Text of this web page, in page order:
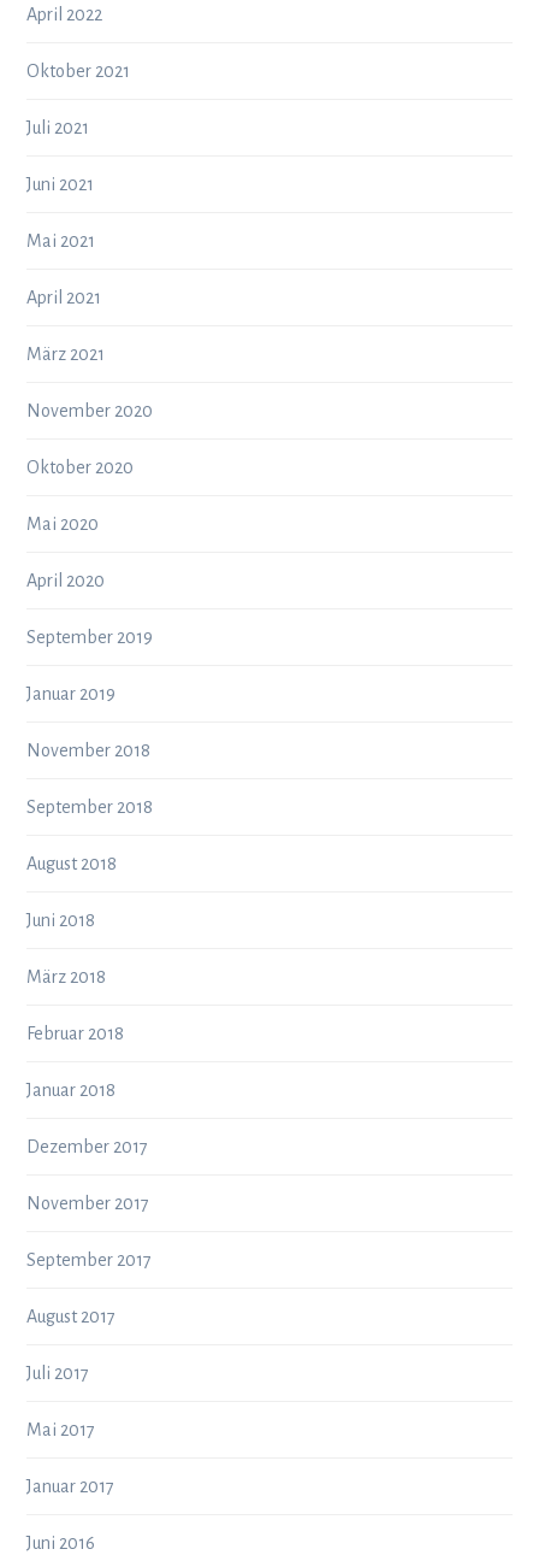
April 2022
Oktober 2021
Juli 2021
Juni 2021
Mai 2021
April 2021
März 2021
November 2020
Oktober 2020
Mai 2020
April 2020
September 2019
Januar 2019
November 2018
September 2018
August 2018
Juni 2018
März 2018
Februar 2018
Januar 2018
Dezember 2017
November 2017
September 2017
August 2017
Juli 2017
Mai 2017
Januar 2017
Juni 2016